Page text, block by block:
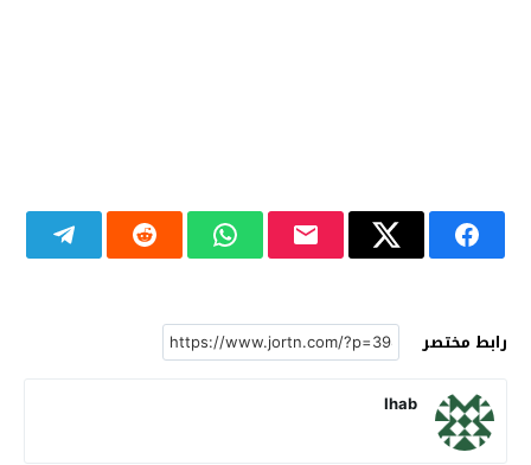
رابط مختصر
Ihab